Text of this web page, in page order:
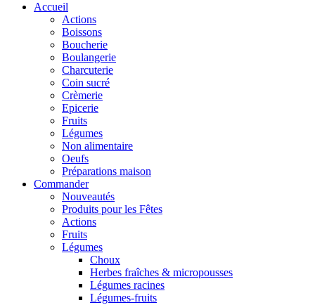
Accueil
Actions
Boissons
Boucherie
Boulangerie
Charcuterie
Coin sucré
Crèmerie
Epicerie
Fruits
Légumes
Non alimentaire
Oeufs
Préparations maison
Commander
Nouveautés
Produits pour les Fêtes
Actions
Fruits
Légumes
Choux
Herbes fraîches & micropousses
Légumes racines
Légumes-fruits